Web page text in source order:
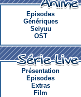
Episodes
Génériques
Seiyuu
OST
Présentation
Episodes
Extras
Film